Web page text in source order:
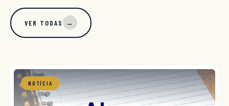
VER TODAS →
NOTÍCIA